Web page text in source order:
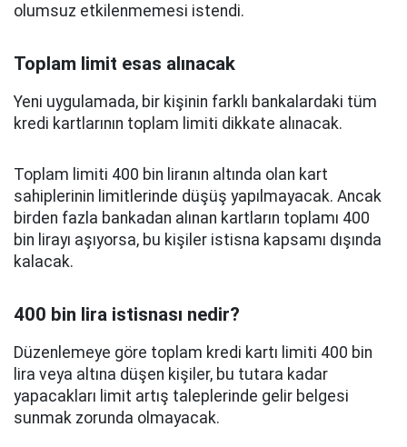
olumsuz etkilenmemesi istendi.
Toplam limit esas alınacak
Yeni uygulamada, bir kişinin farklı bankalardaki tüm
kredi kartlarının toplam limiti dikkate alınacak.
Toplam limiti 400 bin liranın altında olan kart
sahiplerinin limitlerinde düşüş yapılmayacak. Ancak
birden fazla bankadan alınan kartların toplamı 400
bin lirayı aşıyorsa, bu kişiler istisna kapsamı dışında
kalacak.
400 bin lira istisnası nedir?
Düzenlemeye göre toplam kredi kartı limiti 400 bin
lira veya altına düşen kişiler, bu tutara kadar
yapacakları limit artış taleplerinde gelir belgesi
sunmak zorunda olmayacak.